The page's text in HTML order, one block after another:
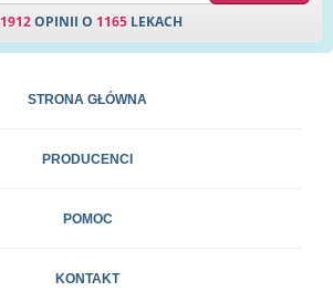
1912OPINII O 1165 LEKACH
STRONA GŁÓWNA
PRODUCENCI
POMOC
KONTAKT